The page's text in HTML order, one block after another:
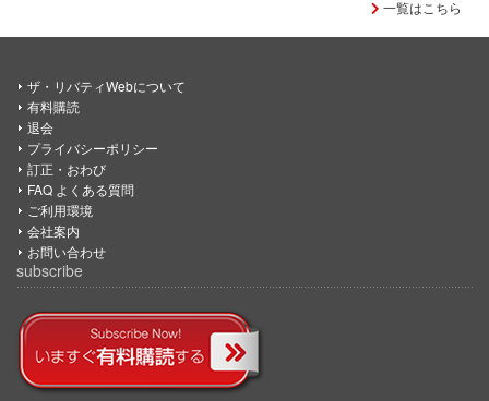
一覧はこちら
ザ・リバティWebについて
有料購読
退会
プライバシーポリシー
訂正・おわび
FAQ よくある質問
ご利用環境
会社案内
お問い合わせ
subscribe